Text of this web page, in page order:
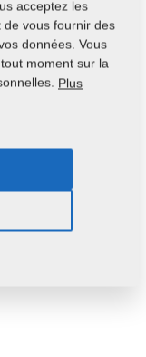
machines
acceptez les
vous fournir des
données. Vous
moment sur la
Plus